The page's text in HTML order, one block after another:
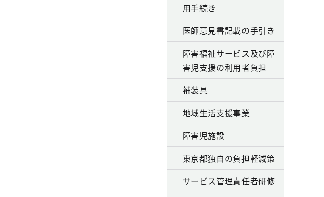
用手続き
医師意見書記載の手引き
障害福祉サービス及び障
害児支援の利用者負担
補装具
地域生活支援事業
障害児施設
東京都独自の負担軽減策
サービス管理責任者研修